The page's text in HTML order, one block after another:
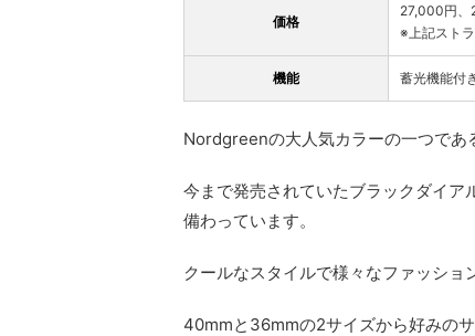
価格
27,000円
※上記スト
機能 蓄光機能付
Nordgreenの大人気カラーの一つであ
今まで発売されていたブラックダイ
備わっています。
クールなスタイルで様々なファッショ
40mmと36mmの2サイズから好みのサ